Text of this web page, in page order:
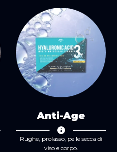
Anti-Age
Rughe, prolasso, pelle secca di
viso e corpo.